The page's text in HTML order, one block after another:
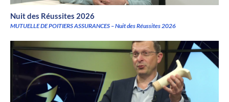
Nuit des Réussites 2026
MUTUELLE DE POITIERS ASSURANCES – Nuit des Réussites 2026